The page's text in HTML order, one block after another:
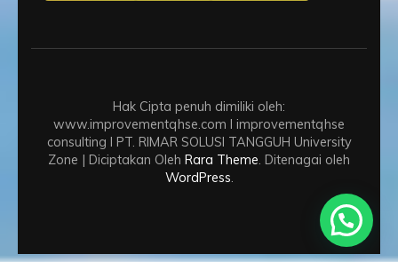
Hak Cipta penuh dimiliki oleh:
www.improvementqhse.com I improvementqhse
consulting I PT. RIMAR SOLUSI TANGGUH University
Zone | Diciptakan Oleh Rara Theme. Ditenagai oleh
WordPress.